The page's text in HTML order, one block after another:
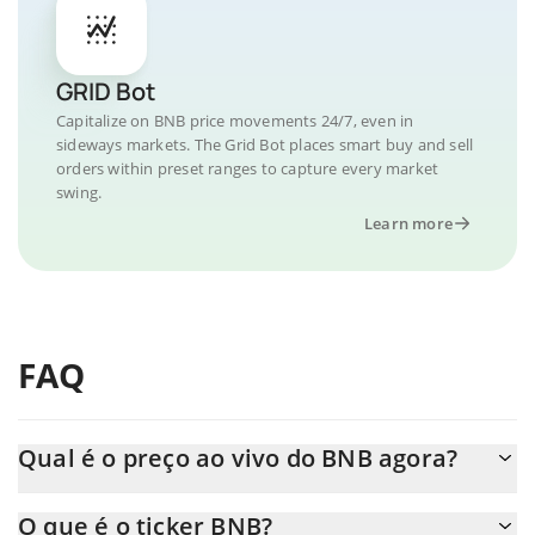
GRID Bot
Capitalize on BNB price movements 24/7, even in
sideways markets. The Grid Bot places smart buy and sell
orders within preset ranges to capture every market
swing.
Learn more
FAQ
Qual é o preço ao vivo do BNB agora?
O que é o ticker BNB?